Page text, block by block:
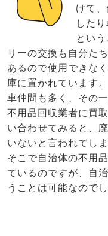
けて
した
とい
リーの交換も自分た
あるので使用できな
庫に置かれています。
車仲間も多く、その
不用品回収業者に買
い合わせてみると、
いないと言われてし
そこで自治体の不用
ているのですが、自
うことは可能なので